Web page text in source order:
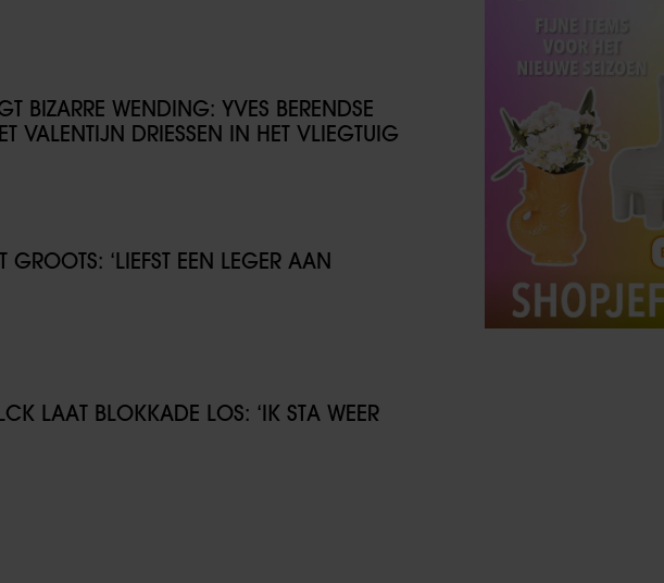
BIZARRE WENDING: YVES BERENDSE
VALENTIJN DRIESSEN IN HET VLIEGTUIG
‘LIEFST EEN LEGER AAN
LAAT BLOKKADE LOS: ‘IK STA WEER